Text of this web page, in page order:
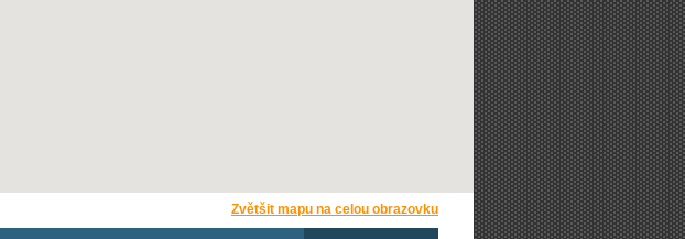
Zvětšit mapu na celou obrazovku